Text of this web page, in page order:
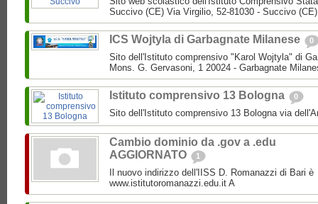
Succivo (CE) Via Virgilio, 52-81030 - Succivo
ICS Wojtyla di Garbagnate Milanese 0
Sito dell'Istituto comprensivo "Karol Wojtyla" di
Mons. G. Gervasoni, 1 20024 - Garbagnate
Istituto comprensivo 13 Bologna 0
Sito dell'Istituto comprensivo 13 Bologna via
Cambio dominio da .gov a .edu
AGGIORNATO
1
Il nuovo indirizzo dell'IISS D. Romanazzi di Bari è
www.istitutoromanazzi.edu.it A